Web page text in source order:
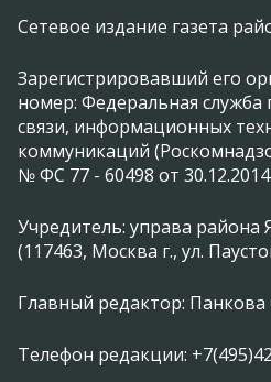
Сетевое издание газета
Зарегистрировавший его
номер: Федеральная служба
связи, информационных
коммуникаций
№ ФС 77 - 60498 от 30.12.2014
Учредитель: управа района
(117463, Москва г., ул.
Главный редактор:
Телефон редакции: